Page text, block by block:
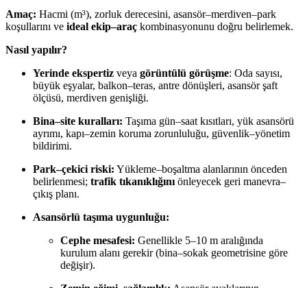
Amaç: Hacmi (m³), zorluk derecesini, asansör–merdiven–park
koşullarını ve ideal ekip–araç kombinasyonunu doğru belirlemek.
Nasıl yapılır?
Yerinde ekspertiz veya görüntülü görüşme: Oda sayısı,
büyük eşyalar, balkon–teras, antre dönüşleri, asansör şaft
ölçüsü, merdiven genişliği.
Bina–site kuralları: Taşıma gün–saat kısıtları, yük asansörü
ayrımı, kapı–zemin koruma zorunluluğu, güvenlik–yönetim
bildirimi.
Park–çekici riski: Yükleme–boşaltma alanlarının önceden
belirlenmesi; trafik tıkanıklığınıönleyecek geri manevra–
çıkış planı.
Asansörlü taşıma uygunluğu:
Cephe mesafesi: Genellikle 5–10 m aralığında
kurulum alanı gerekir (bina–sokak geometrisine göre
değişir).